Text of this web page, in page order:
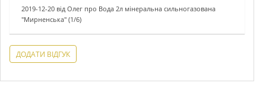
2019-12-20 від Олег про Вода 2л мінеральна сильногазована
"Мирненська" (1/6)
ДОДАТИ ВІДГУК